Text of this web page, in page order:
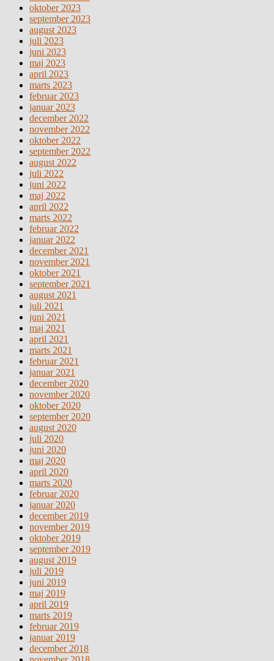
oktober 2023
september 2023
august 2023
juli 2023
juni 2023
maj 2023
april 2023
marts 2023
februar 2023
januar 2023
december 2022
november 2022
oktober 2022
september 2022
august 2022
juli 2022
juni 2022
maj 2022
april 2022
marts 2022
februar 2022
januar 2022
december 2021
november 2021
oktober 2021
september 2021
august 2021
juli 2021
juni 2021
maj 2021
april 2021
marts 2021
februar 2021
januar 2021
december 2020
november 2020
oktober 2020
september 2020
august 2020
juli 2020
juni 2020
maj 2020
april 2020
marts 2020
februar 2020
januar 2020
december 2019
november 2019
oktober 2019
september 2019
august 2019
juli 2019
juni 2019
maj 2019
april 2019
marts 2019
februar 2019
januar 2019
december 2018